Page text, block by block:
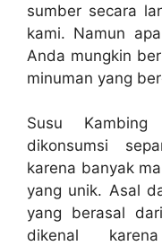
sumber secara
kami. Namun
Anda mungkin
minuman yang
Susu Kambing
dikonsumsi
karena banyak
yang unik. Asal
yang berasal
dikenal